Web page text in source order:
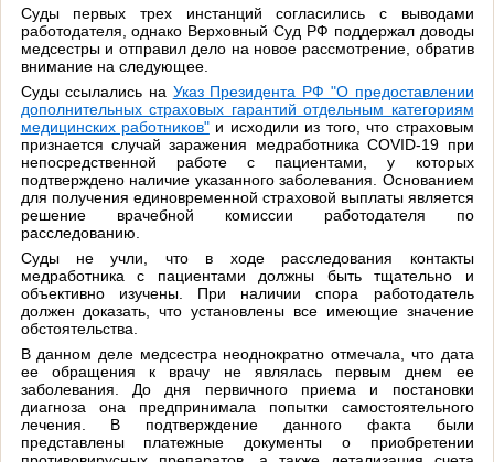
Суды первых трех инстанций согласились с выводами
работодателя, однако Верховный Суд РФ поддержал доводы
медсестры и отправил дело на новое рассмотрение, обратив
внимание на следующее.
Суды ссылались на Указ Президента РФ "О предоставлении
дополнительных страховых гарантий отдельным категориям
медицинских работников"и исходили из того, что страховым
признается случай заражения медработника COVID-19 при
непосредственной работе с пациентами, у которых
подтверждено наличие указанного заболевания. Основанием
для получения единовременной страховой выплаты является
решение врачебной комиссии работодателя по
расследованию.
Суды не учли, что в ходе расследования контакты
медработника с пациентами должны быть тщательно и
объективно изучены. При наличии спора работодатель
должен доказать, что установлены все имеющие значение
обстоятельства.
В данном деле медсестра неоднократно отмечала, что дата
ее обращения к врачу не являлась первым днем ее
заболевания. До дня первичного приема и постановки
диагноза она предпринимала попытки самостоятельного
лечения. В подтверждение данного факта были
представлены платежные документы о приобретении